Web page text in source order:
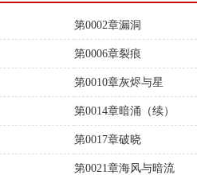
第0002章漏洞
第0006章裂痕
第0010章灰烬与星
第0014章暗涌（续）
第0017章破晓
第0021章海风与暗流